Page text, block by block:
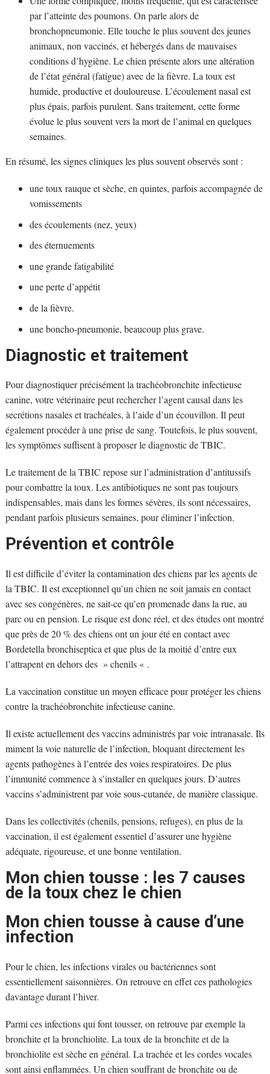
par l’atteinte des poumons. On parle alors de
bronchopneumonie. Elle touche le plus souvent des jeunes
animaux, non vaccinés, et hébergés dans de mauvaises
conditions d’hygiène. Le chien présente alors une altération
de l’état général (fatigue) avec de la fièvre. La toux est
humide, productive et douloureuse. L’écoulement nasal est
plus épais, parfois purulent. Sans traitement, cette forme
évolue le plus souvent vers la mort de l’animal en quelques
semaines.
En résumé, les signes cliniques les plus souvent observés sont :
une toux rauque et sèche, en quintes, parfois accompagnée de
vomissements
des écoulements (nez, yeux)
des éternuements
une grande fatigabilité
une perte d’appétit
de la fièvre.
une boncho-pneumonie, beaucoup plus grave.
Diagnostic et traitement
Pour diagnostiquer précisément la trachéobronchite infectieuse
canine, votre vétérinaire peut rechercher l’agent causal dans les
secrétions nasales et trachéales, à l’aide d’un écouvillon. Il peut
également procéder à une prise de sang. Toutefois, le plus souvent,
les symptômes suffisent à proposer le diagnostic de TBIC.
Le traitement de la TBIC repose sur l’administration d’antitussifs
pour combattre la toux. Les antibiotiques ne sont pas toujours
indispensables, mais dans les formes sévères, ils sont nécessaires,
pendant parfois plusieurs semaines, pour éliminer l’infection.
Prévention et contrôle
Il est difficile d’éviter la contamination des chiens par les agents de
la TBIC. Il est exceptionnel qu’un chien ne soit jamais en contact
avec ses congénères, ne sait-ce qu’en promenade dans la rue, au
parc ou en pension. Le risque est donc réel, et des études ont montré
que près de 20 % des chiens ont un jour été en contact avec
Bordetella bronchiseptica et que plus de la moitié d’entre eux
l’attrapent en dehors des » chenils « .
La vaccination constitue un moyen efficace pour protéger les chiens
contre la trachéobronchite infectieuse canine.
Il existe actuellement des vaccins administrés par voie intranasale. Ils
miment la voie naturelle de l’infection, bloquant directement les
agents pathogènes à l’entrée des voies respiratoires. De plus
l’immunité commence à s’installer en quelques jours. D’autres
vaccins s’administrent par voie sous-cutanée, de manière classique.
Dans les collectivités (chenils, pensions, refuges), en plus de la
vaccination, il est également essentiel d’assurer une hygiène
adéquate, rigoureuse, et une bonne ventilation.
Mon chien tousse : les 7 causes
de la toux chez le chien
Mon chien tousse à cause d’une
infection
Pour le chien, les infections virales ou bactériennes sont
essentiellement saisonnières. On retrouve en effet ces pathologies
davantage durant l’hiver.
Parmi ces infections qui font tousser, on retrouve par exemple la
bronchite et la bronchiolite. La toux de la bronchite et de la
bronchiolite est sèche en général. La trachée et les cordes vocales
sont ainsi enflammées. Un chien souffrant de bronchite ou de